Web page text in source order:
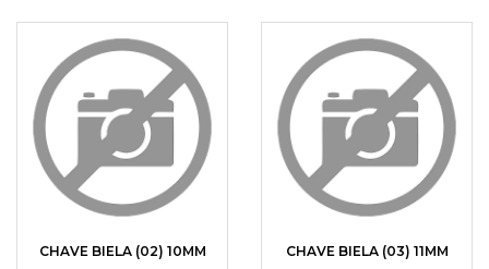
CHAVE BIELA (02) 10MM CHAVE BIELA (03) 11MM